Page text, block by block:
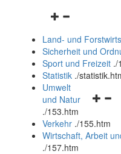
Navigationsmenü
und
schließen
Land- und
Sicherheit und
Sport und Freizeit ./
Statistik ./
und
Umwelt
und Natur
./153.htm
Verkehr ./155.htm
Wirtschaft, Arbeit
./157.htm